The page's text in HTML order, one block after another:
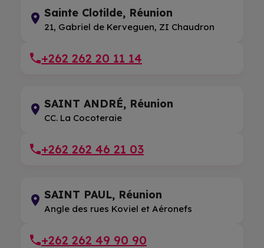
Sainte Clotilde, Réunion
21, Gabriel de Kerveguen, ZI Chaudron
+262 262 20 11 14
SAINT ANDRÉ, Réunion
CC. La Cocoteraie
+262 262 46 21 03
SAINT PAUL, Réunion
Angle des rues Koviel et Aéronefs
+262 262 49 90 90